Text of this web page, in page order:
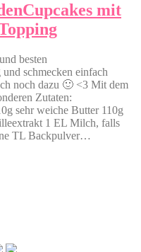
mit
besten
schmecken einfach
noch dazu 🙂 <3 Mit dem
Zutaten:
sehr weiche Butter 110g
1 EL Milch, falls
TL Backpulver…